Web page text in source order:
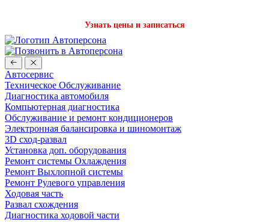
Узнать цены и записаться
Автосервис
Техническое Обслуживание
Диагностика автомобиля
Компьютерная диагностика
Обслуживание и ремонт кондиционеров
Электронная балансировка и шиномонтаж
3D сход-развал
Установка доп. оборудования
Ремонт системы Охлаждения
Ремонт Выхлопной системы
Ремонт Рулевого управления
Ходовая часть
Развал схождения
Диагностика ходовой части